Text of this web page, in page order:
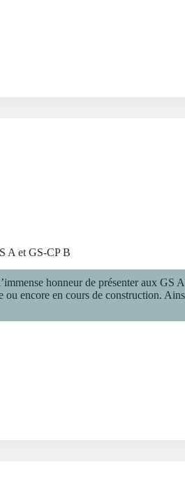
A et GS-CP B
honneur de présenter aux GS
ou encore en cours de construction.